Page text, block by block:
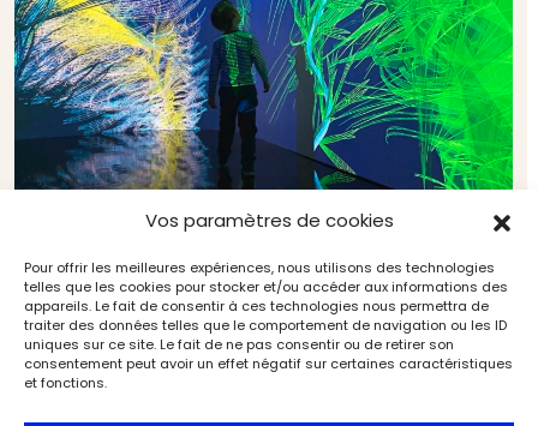
Vos paramètres de cookies
Pour offrir les meilleures expériences, nous utilisons des technologies
telles que les cookies pour stocker et/ou accéder aux informations des
appareils. Le fait de consentir à ces technologies nous permettra de
traiter des données telles que le comportement de navigation ou les ID
uniques sur ce site. Le fait de ne pas consentir ou de retirer son
consentement peut avoir un effet négatif sur certaines caractéristiques
et fonctions.
Vacances de printemps : 8 expositions pour
émerveiller petits et grands
Expositions Exclu web Art